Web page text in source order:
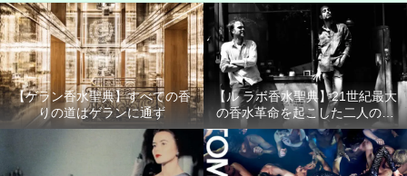
【ゲラン香水聖典】すべての香
りの道はゲランに通ず
【ル ラボ香水聖典】21世紀最大
の香水革命を起こした二人の男
たち